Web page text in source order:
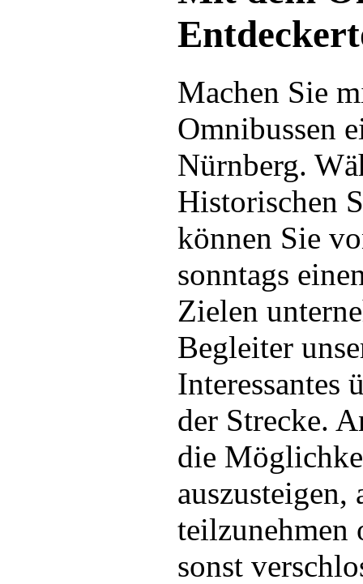
Machen Sie
Omnibussen
Nürnberg.
Historischen
können Sie
sonntags
Zielen
Begleiter
Interessantes
der Strecke.
die
auszusteigen,
teilzunehmen
sonst